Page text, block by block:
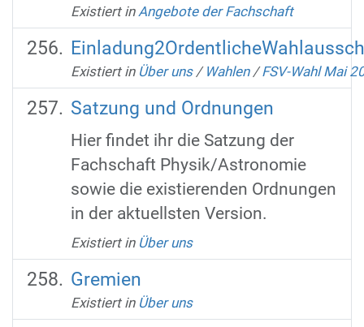
Existiert in Angebote der Fachschaft
Existiert in Über uns / Wahlen /FSV-Wahl Mai
Satzung und Ordnungen
Hier findet ihr die Satzung der
Fachschaft Physik/Astronomie
sowie die existierenden Ordnungen
in der aktuellsten Version.
Existiert in Über uns
Gremien
Existiert in Über uns